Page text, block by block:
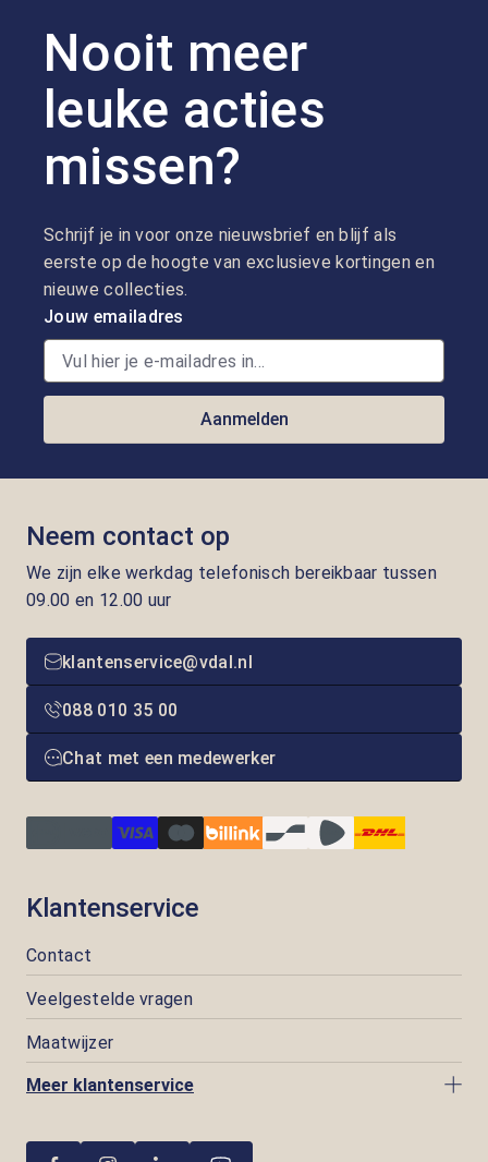
Nooit meer
leuke acties
missen?
Schrijf je in voor onze nieuwsbrief en blijf als
eerste op de hoogte van exclusieve kortingen en
nieuwe collecties.
Jouw emailadres
Aanmelden
Neem contact op
We zijn elke werkdag telefonisch bereikbaar tussen
09.00 en 12.00 uur
klantenservice@vdal.nl
088 010 35 00
Chat met een medewerker
Klantenservice
Contact
Veelgestelde vragen
Maatwijzer
Meer klantenservice